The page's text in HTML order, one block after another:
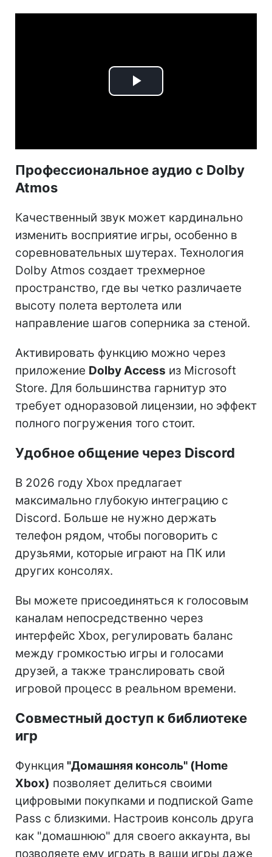
Play
Профессиональное аудио с Dolby
Atmos
Качественный звук может кардинально
изменить восприятие игры, особенно в
соревновательных шутерах. Технология
Dolby Atmos создает трехмерное
пространство, где вы четко различаете
высоту полета вертолета или
направление шагов соперника за стеной.
Активировать функцию можно через
приложение Dolby Access из Microsoft
Store. Для большинства гарнитур это
требует одноразовой лицензии, но эффект
полного погружения того стоит.
Удобное общение через Discord
В 2026 году Xbox предлагает
максимально глубокую интеграцию с
Discord. Больше не нужно держать
телефон рядом, чтобы поговорить с
друзьями, которые играют на ПК или
других консолях.
Вы можете присоединяться к голосовым
каналам непосредственно через
интерфейс Xbox, регулировать баланс
между громкостью игры и голосами
друзей, а также транслировать свой
игровой процесс в реальном времени.
Совместный доступ к библиотеке
игр
Функция "Домашняя консоль" (Home
Xbox) позволяет делиться своими
цифровыми покупками и подпиской Game
Pass с близкими. Настроив консоль друга
как "домашнюю" для своего аккаунта, вы
позволяете ему играть в ваши игры даже